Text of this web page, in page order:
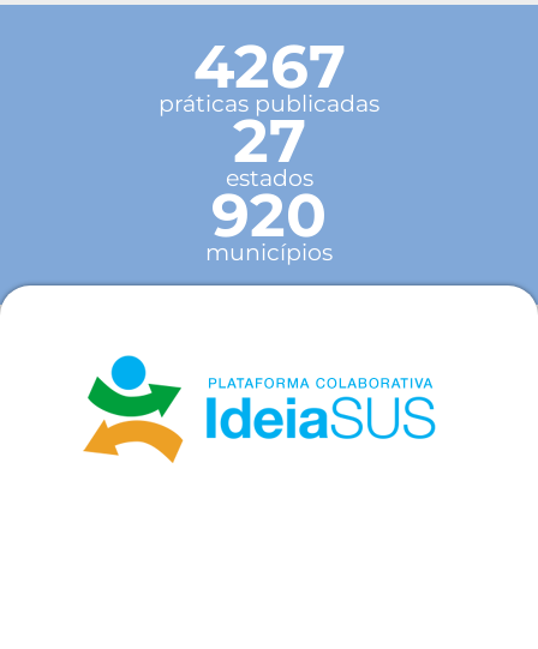
4267
práticas publicadas
27
estados
920
municípios